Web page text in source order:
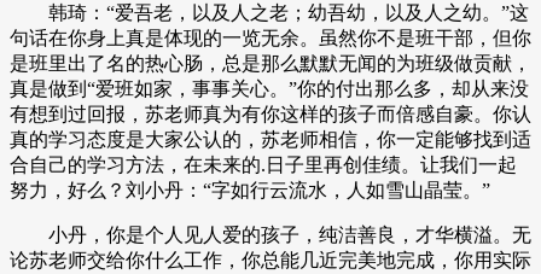
韩琦：“爱吾老，以及人之老；幼吾幼，以及人之幼。”这
句话在你身上真是体现的一览无余。虽然你不是班干部，但你
是班里出了名的热心肠，总是那么默默无闻的为班级做贡献，
真是做到“爱班如家，事事关心。”你的付出那么多，却从来没
有想到过回报，苏老师真为有你这样的孩子而倍感自豪。你认
真的学习态度是大家公认的，苏老师相信，你一定能够找到适
合自己的学习方法，在未来的.日子里再创佳绩。让我们一起
努力，好么？刘小丹：“字如行云流水，人如雪山晶莹。”
小丹，你是个人见人爱的孩子，纯洁善良，才华横溢。无
论苏老师交给你什么工作，你总能几近完美地完成，你用实际